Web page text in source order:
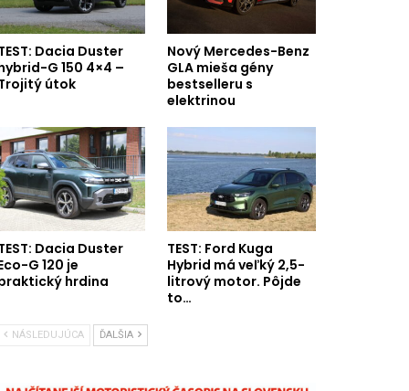
Dacia Duster
G 150 4×4 –
útok
Nový Mercedes-Benz
GLA mieša gény
bestselleru s
elektrinou
Dacia Duster
G 120 je
hrdina
TEST: Ford Kuga
Hybrid má veľký 2,5-
litrový motor. Pôjde
to…
NÁSLEDUJÚCA ĎALŠIA